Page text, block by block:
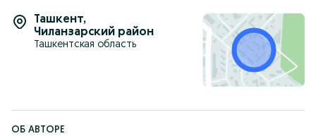
Ташкент,
Чиланзарский район
Ташкентская область
ОБ АВТОРЕ